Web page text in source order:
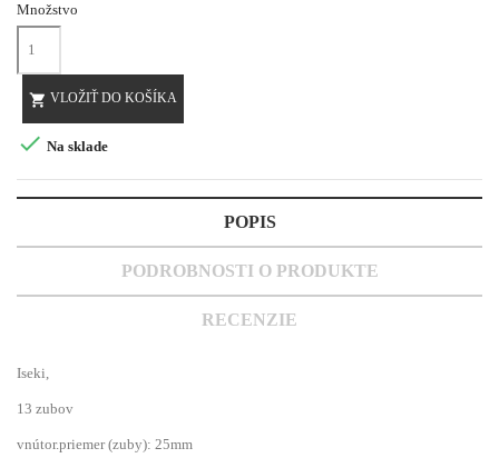
Množstvo
 VLOŽIŤ DO KOŠÍKA
 Na sklade
POPIS
PODROBNOSTI O PRODUKTE
RECENZIE
Iseki,
13 zubov
vnútor.priemer (zuby): 25mm